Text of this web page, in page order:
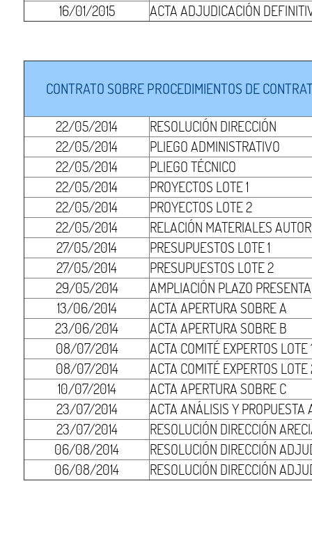
16/01/2015
ACTA ADJUDICACIÓN
CONTRATO SOBRE PROCEDIMIENTOS DE
22/05/2014
RESOLUCIÓN DIRECCIÓN
22/05/2014
PLIEGO ADMINISTRATIVO
22/05/2014
PLIEGO TÉCNICO
22/05/2014
PROYECTOS LOTE 1
22/05/2014
PROYECTOS LOTE 2
22/05/2014
RELACIÓN MATERIALES
27/05/2014
PRESUPUESTOS LOTE 1
27/05/2014
PRESUPUESTOS LOTE 2
29/05/2014
AMPLIACIÓN PLAZO
13/06/2014
ACTA APERTURA SOBRE A
23/06/2014
ACTA APERTURA SOBRE B
08/07/2014
ACTA COMITÉ EXPERTOS LOTE
08/07/2014
ACTA COMITÉ EXPERTOS LOTE
10/07/2014
ACTA APERTURA SOBRE C
23/07/2014
ACTA ANÁLISIS Y PROPUESTA
23/07/2014
RESOLUCIÓN DIRECCIÓN
06/08/2014
RESOLUCIÓN DIRECCIÓN
06/08/2014
RESOLUCIÓN DIRECCIÓN